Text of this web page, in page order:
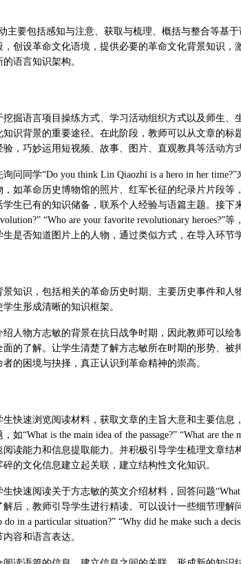
主要包括感知与注意、获取与梳理、概括与整合等基
创设革命文化语境，提供必要的革命文化背景知识
语言知识架构。
掘语言项目操练方式、学习活动组织方式以及师生
识背景的重要途径。在此阶段，教师可以从文章的标
，巧妙运用短视频、故事、图片、直观教具等活动方
问同学“Do you think Lin Qiaozhi is a hero in her
如革命历史博物馆的照片、红军长征的纪录片片段等
生已有的知识储备，联系个人经验与语篇主题。接下
“Who are your favorite revolutionary
是否知道图片上的人物，通过类似方式，在导入环节
知识，包括相关的革命历史时期、主要历史事件和
生形成清晰的知识框架。
人物方志敏的背景在抗日战争时期，因此教师可以
的了解。让学生清楚了解方志敏所在时期的形势、
的困境与抉择，真正认识到革命精神的崇高。
快速浏览阅读材料，获取文章的主旨大意和主要信
“What is the main idea of the passage?” “What are the
读能力和信息提取能力。并积极引导学生梳理文章
的文化信息建立起关联，建立结构性文化知识。
快速阅读关于方志敏的英文介绍材料，回答问题“What
后，教师引导学生进行精读。可以设计一些细节理解
in a particular situation?” “Why did he make such a
容和语言表达。